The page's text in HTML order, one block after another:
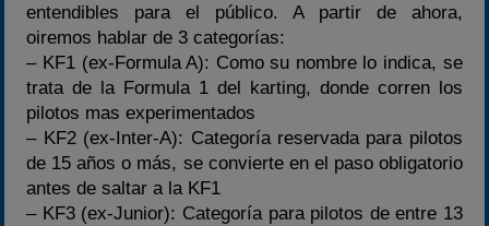
entendibles para el público. A partir de ahora,
oiremos hablar de 3 categorías:
– KF1 (ex-Formula A): Como su nombre lo indica, se
trata de la Formula 1 del karting, donde corren los
pilotos mas experimentados
– KF2 (ex-Inter-A): Categoría reservada para pilotos
de 15 años o más, se convierte en el paso obligatorio
antes de saltar a la KF1
– KF3 (ex-Junior): Categoría para pilotos de entre 13